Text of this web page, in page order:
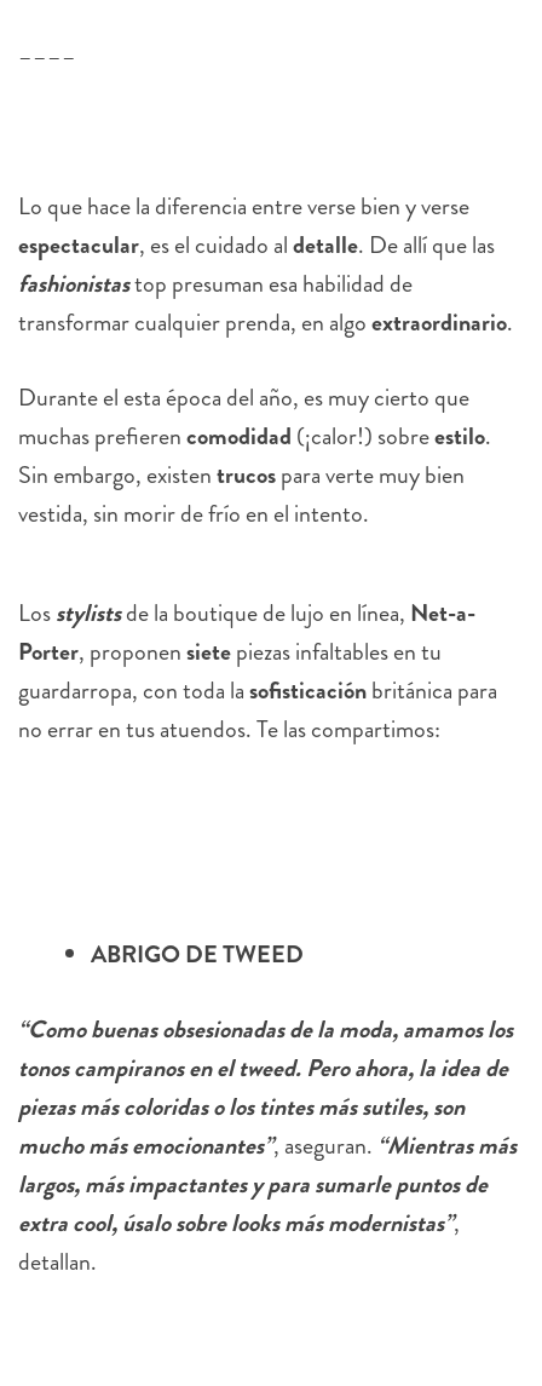
––––
Lo que hace la diferencia entre verse bien y verse
espectacular, es el cuidado aldetalle. De allí que las
fashionistastop presuman esa habilidad de
transformar cualquier prenda, en algoextraordinario.
Durante el esta época del año, es muy cierto que
muchas prefierencomodidad (¡calor!) sobreestilo.
Sin embargo, existentrucospara verte muy bien
vestida, sin morir de frío en el intento.
Losstylistsde la boutique de lujo en línea, Net-a-
Porter, proponensietepiezas infaltables en tu
guardarropa, con toda lasofisticaciónbritánica para
no errar en tus atuendos. Te las compartimos:
ABRIGO DE TWEED
“Como buenas obsesionadas de la moda, amamos los
tonos campiranos en el tweed. Pero ahora, la idea de
piezas más coloridas o los tintes más sutiles, son
mucho más emocionantes”, aseguran. “Mientras más
largos, más impactantes y para sumarle puntos de
extra cool, úsalo sobre looks más modernistas”,
detallan.